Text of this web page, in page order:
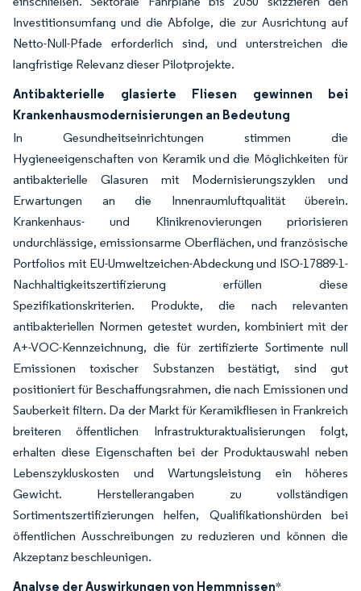
Investitionsumfang und die Abfolge, die zur Ausrichtung auf
Netto-Null-Pfade erforderlich sind, und unterstreichen die
langfristige Relevanz dieser Pilotprojekte.
Antibakterielle glasierte Fliesen gewinnen bei
Krankenhausmodernisierungen an Bedeutung
In Gesundheitseinrichtungen stimmen die
Hygieneeigenschaften von Keramik und die Möglichkeiten für
antibakterielle Glasuren mit Modernisierungszyklen und
Erwartungen an die Innenraumluftqualität überein.
Krankenhaus- und Klinikrenovierungen priorisieren
undurchlässige, emissionsarme Oberflächen, und französische
Portfolios mit EU-Umweltzeichen-Abdeckung und ISO-17889-1-
Nachhaltigkeitszertifizierung erfüllen diese
Spezifikationskriterien. Produkte, die nach relevanten
antibakteriellen Normen getestet wurden, kombiniert mit der
A+-VOC-Kennzeichnung, die für zertifizierte Sortimente null
Emissionen toxischer Substanzen bestätigt, sind gut
positioniert für Beschaffungsrahmen, die nach Emissionen und
Sauberkeit filtern. Da der Markt für Keramikfliesen in Frankreich
breiteren öffentlichen Infrastrukturaktualisierungen folgt,
erhalten diese Eigenschaften bei der Produktauswahl neben
Lebenszykluskosten und Wartungsleistung ein höheres
Gewicht. Herstellerangaben zu vollständigen
Sortimentszertifizierungen helfen, Qualifikationshürden bei
öffentlichen Ausschreibungen zu reduzieren und können die
Akzeptanz beschleunigen.
Analyse der Auswirkungen von Hemmnissen*